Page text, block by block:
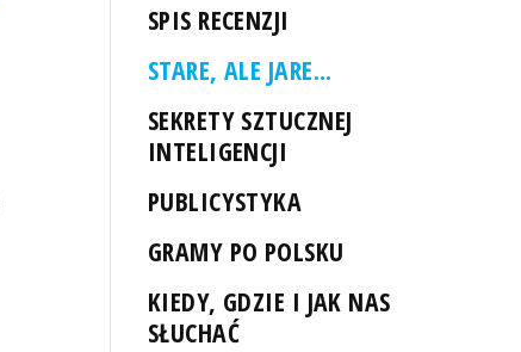
SPIS RECENZJI
STARE, ALE JARE...
SEKRETY SZTUCZNEJ
INTELIGENCJI
PUBLICYSTYKA
GRAMY PO POLSKU
KIEDY, GDZIE I JAK NAS
SŁUCHAĆ